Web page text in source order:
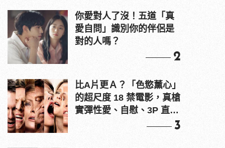
你愛對人了沒！五道「真
愛自問」識別你的伴侶是
對的人嗎？
2
比A片更Ａ？「色慾薰心」
的超尺度 18 禁電影，真槍
實彈性愛、自慰、3P 直接
3